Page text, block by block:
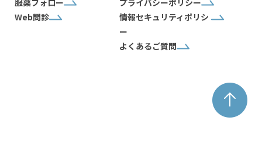
Web問診
情報セキュリティポリシ
ー
よくあるご質問